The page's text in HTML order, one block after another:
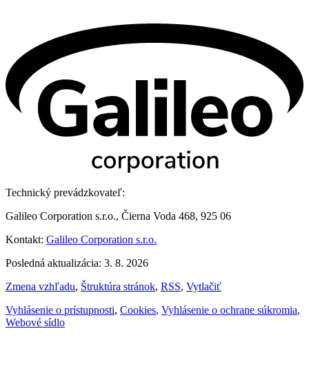
Technický prevádzkovateľ:
Galileo Corporation s.r.o., Čierna Voda 468, 925 06
Kontakt: Galileo Corporation s.r.o.
Posledná aktualizácia: 3. 8. 2026
Zmena vzhľadu, Štruktúra stránok, RSS, Vytlačiť
Vyhlásenie o prístupnosti, Cookies, Vyhlásenie o ochrane súkromia,
Webové sídlo